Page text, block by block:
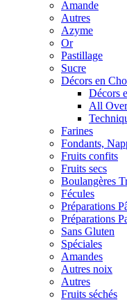
Amande
Autres
Azyme
Or
Pastillage
Sucre
Décors en
Décors
All Over
Farines
Fondants,
Fruits confits
Fruits secs
Boulangères
Fécules
Préparations
Préparations
Sans Gluten
Spéciales
Amandes
Autres noix
Autres
Fruits séchés